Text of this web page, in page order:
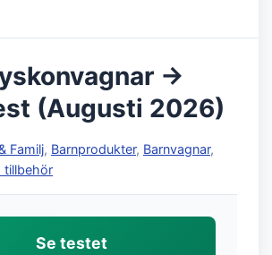
→
(Augusti 2026)
Familj, Barnprodukter, Barnvagnar,
tillbehör
Se testet